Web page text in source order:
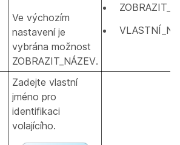
Ve výchozím
nastavení je
vybrána možnost
ZOBRAZIT_NÁZEV.
Zadejte vlastní
jméno pro
identifikaci
volajícího.